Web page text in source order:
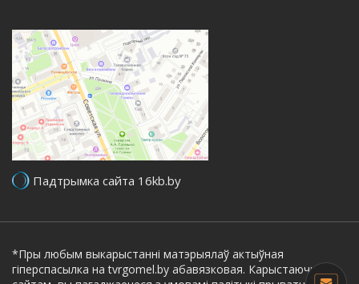
Падтрымка сайта 16kb.by
*Пры любым выкарыстанні матэрыялаў актыўная
гіперспасылка на tvrgomel.by абавязковая. Карыстаючыся